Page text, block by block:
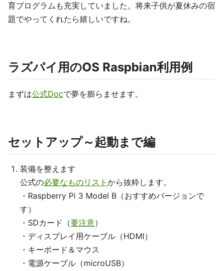
育プログラムも充実していました。将来子供が夏休みの宿
題でやってくれたら嬉しいですね。
ラズパイ用のOS Raspbian利用例
まずは公式Docで夢を膨らませます。
セットアップ～起動まで編
装備を整えます
公式の必要なものリスト から抜粋します。
・Raspberry Pi 3 Model B（おすすめバージョンで
す）
・SDカード（要注意）
・ディスプレイ用ケーブル（HDMI）
・キーボード＆マウス
・電源ケーブル（microUSB）